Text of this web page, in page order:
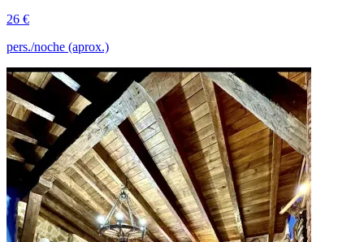
26 €
pers./noche (aprox.)